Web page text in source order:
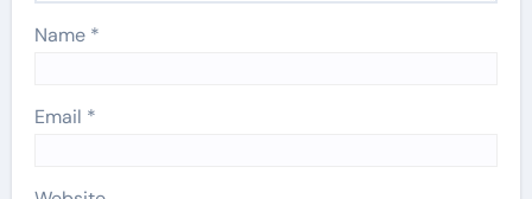
Name *
Email *